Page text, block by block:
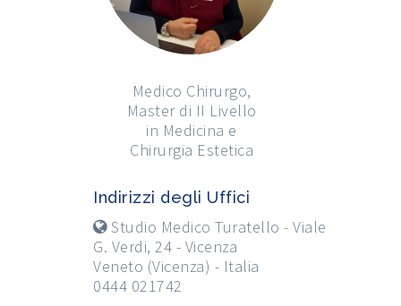
Medico Chirurgo,
Master di II Livello
in Medicina e
Chirurgia Estetica
Indirizzi degli Uffici
Studio Medico Turatello - Viale
G. Verdi, 24 - Vicenza
Veneto (Vicenza) - Italia
0444 021742